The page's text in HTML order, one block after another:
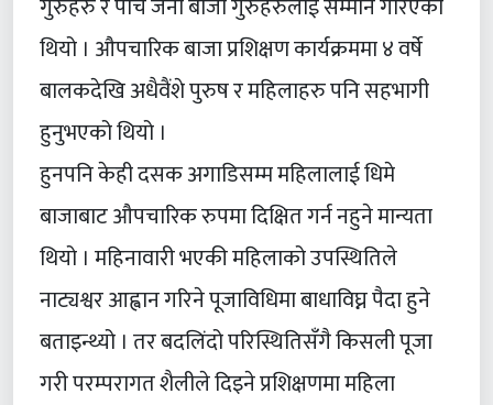
थियो । औपचारिक बाजा प्रशिक्षण कार्यक्रममा ४ वर्षे
बालकदेखि अधैवैंशे पुरुष र महिलाहरु पनि सहभागी
हुनुभएको थियो ।
हुनपनि केही दसक अगाडिसम्म महिलालाई धिमे
बाजाबाट औपचारिक रुपमा दिक्षित गर्न नहुने मान्यता
थियो । महिनावारी भएकी महिलाको उपस्थितिले
नाट्यश्वर आह्वान गरिने पूजाविधिमा बाधाविघ्न पैदा हुने
बताइन्थ्यो । तर बदलिंदो परिस्थितिसँगै किसली पूजा
गरी परम्परागत शैलीले दिइने प्रशिक्षणमा महिला